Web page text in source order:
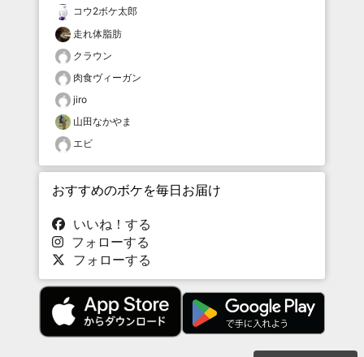
コウ2ボケ太郎
走れ体脂肪
クラウン
肉食ヴィーガン
jiro
山田なかやま
エビ
おすすめのボケを毎日お届け
いいね！する
フォローする
フォローする